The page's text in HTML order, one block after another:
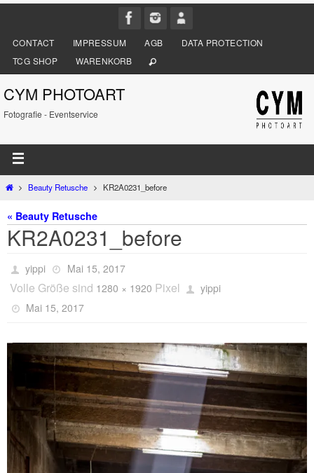
CONTACT IMPRESSUM AGB
DATA PROTECTION
TCG SHOP
WARENKORB
CYM PHOTOART
Fotografie - Eventservice
Beauty Retusche KR2A0231_before
« Beauty Retusche
KR2A0231_before
yippi Mai 15, 2017
Volle Größe sind 1280 × 1920 Pixel
yippi
Mai 15, 2017